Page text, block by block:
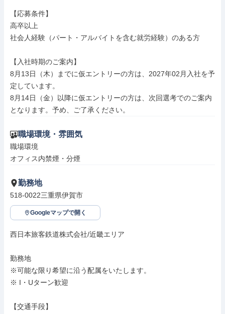
【応募条件】
高卒以上
社会人経験（パート・アルバイトを含む就労経験）のある方
【入社時期のご案内】
8月13日（木）までに仮エントリーの方は、2027年02月入社を予
定しています。
8月14日（金）以降に仮エントリーの方は、次回選考でのご案内
となります。予め、ご了承ください。
職場環境・雰囲気
職場環境
オフィス内禁煙・分煙
勤務地
518-0022三重県伊賀市
Googleマップで開く
西日本旅客鉄道株式会社/近畿エリア
勤務地
※可能な限り希望に沿う配属をいたします。
※ I・Uターン歓迎
【交通手段】